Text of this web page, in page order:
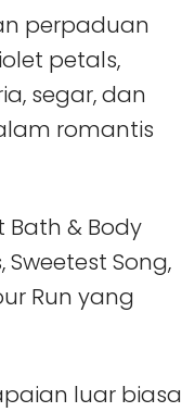
perpaduan
petals,
segar, dan
romantis
& Body
Sweetest Song,
Run yang
luar biasa